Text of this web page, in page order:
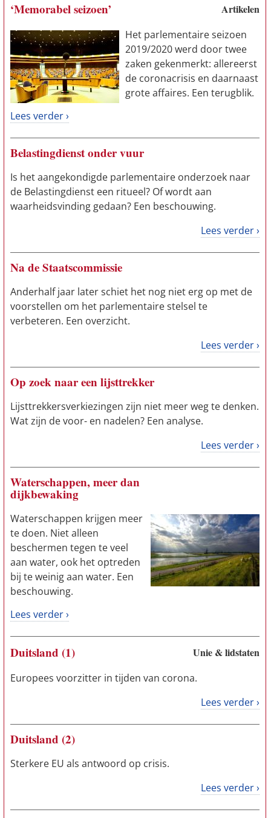
‘Memorabel seizoen’ Artikelen
Het parlementaire seizoen
2019/2020 werd door twee
zaken gekenmerkt: allereerst
de coronacrisis en daarnaast
grote affaires. Een terugblik.
Lees verder ›
Belastingdienst onder vuur
Is het aangekondigde parlementaire onderzoek naar
de Belastingdienst een ritueel? Of wordt aan
waarheidsvinding gedaan? Een beschouwing.
Lees verder ›
Na de Staatscommissie
Anderhalf jaar later schiet het nog niet erg op met de
voorstellen om het parlementaire stelsel te
verbeteren. Een overzicht.
Lees verder ›
Op zoek naar een lijsttrekker
Lijsttrekkersverkiezingen zijn niet meer weg te denken.
Wat zijn de voor- en nadelen? Een analyse.
Lees verder ›
Waterschappen, meer dan
dijkbewaking
Waterschappen krijgen meer
te doen. Niet alleen
beschermen tegen te veel
aan water, ook het optreden
bij te weinig aan water. Een
beschouwing.
Lees verder ›
Duitsland (1) Unie & lidstaten
Europees voorzitter in tijden van corona.
Lees verder ›
Duitsland (2)
Sterkere EU als antwoord op crisis.
Lees verder ›